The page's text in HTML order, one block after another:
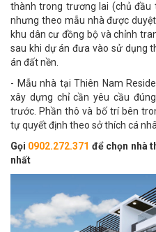
thành trong trương lai (chủ
nhưng theo mẫu nhà được
khu dân cư đồng bộ và chỉnh
sau khi dự án đưa vào sử dụng
án đất nền.
- Mẫu nhà tại Thiên Nam
xây dựng chỉ cần yêu cầu
trước. Phần thô và bố trí bên
tự quyết định theo sở thích cá
Gọi 0902.272.371 để chọn nhà
nhất